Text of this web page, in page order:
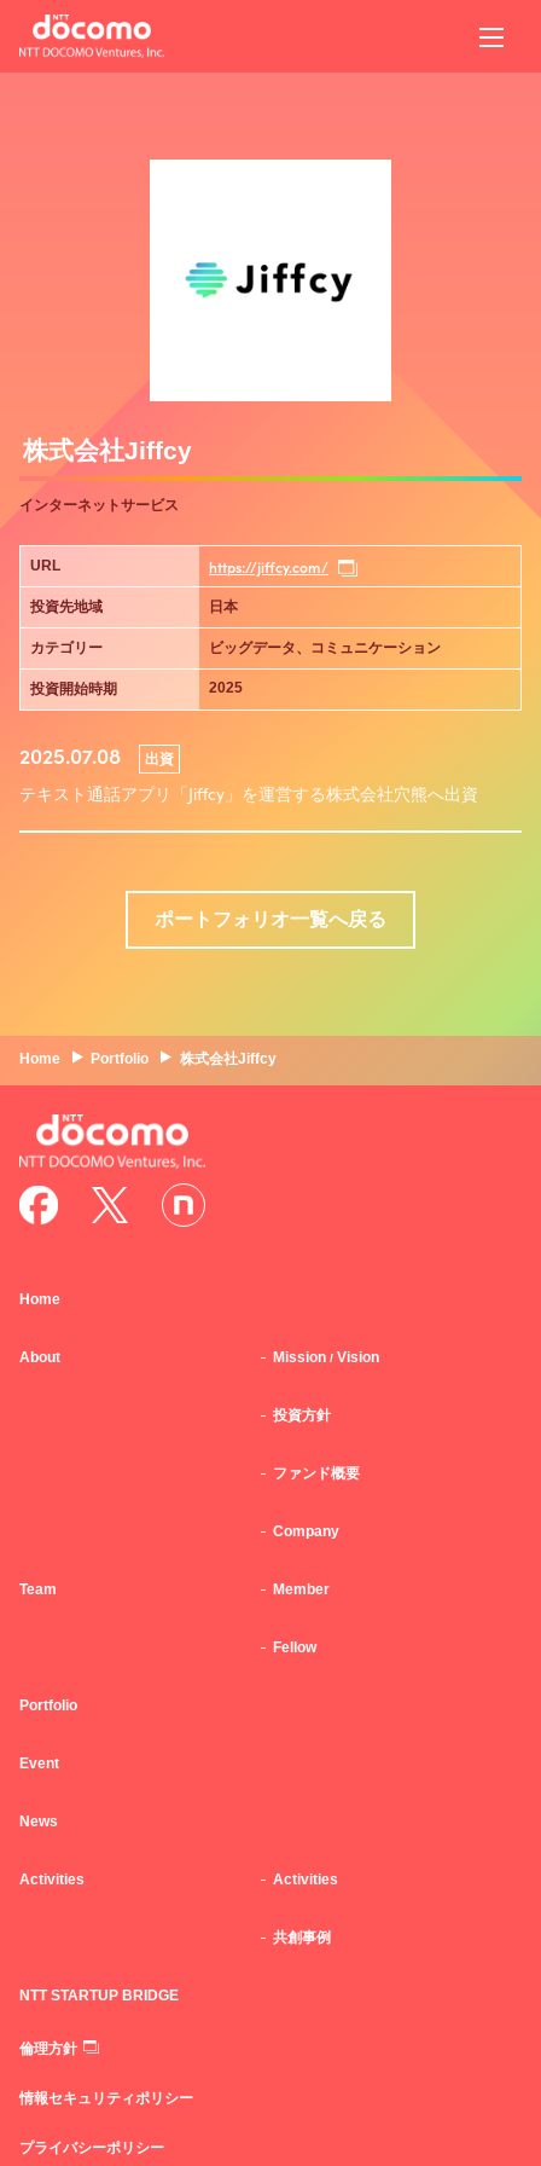
株式会社Jiffcy
インターネットサービス
URL https://jiffcy.com/
投資先地域 日本
カテゴリー ビッグデータ、コミュニケーション
投資開始時期 2025
2025.07.08 出資
テキスト通話アプリ「Jiffcy」を運営する株式会社穴熊へ出資
ポートフォリオ一覧へ戻る
Home Portfolio 株式会社Jiffcy
Home
About Mission / Vision
投資方針
ファンド概要
Company
Team Member
Fellow
Portfolio
Event
News
Activities Activities
共創事例
NTT STARTUP BRIDGE
倫理方針
情報セキュリティポリシー
プライバシーポリシー